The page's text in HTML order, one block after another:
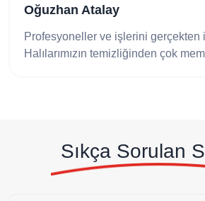
Oğuzhan Atalay
Profesyoneller ve işlerini gerçekten
Halılarımızın temizliğinden çok
Sıkça Sorulan